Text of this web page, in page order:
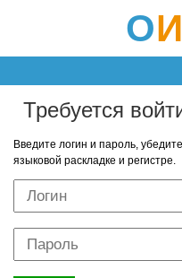
О
Требуется
Введите логин и пароль,
языковой раскладке и регистре.